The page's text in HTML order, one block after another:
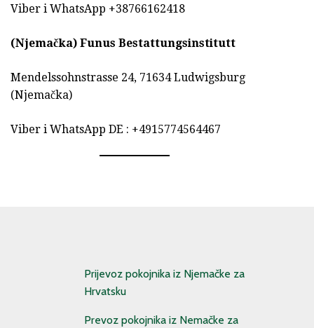
Viber i WhatsApp +38766162418
(Njemačka) Funus Bestattungsinstitutt
Mendelssohnstrasse 24, 71634 Ludwigsburg
(Njemačka)
Viber i WhatsApp DE : +4915774564467
Prijevoz pokojnika iz Njemačke za
Hrvatsku
Prevoz pokojnika iz Nemačke za